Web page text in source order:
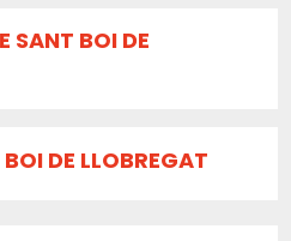
SANT BOI DE
DE LLOBREGAT